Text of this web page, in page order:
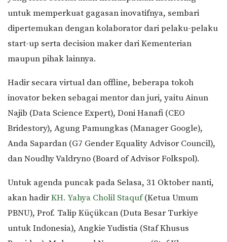
untuk memperkuat gagasan inovatifnya, sembari
dipertemukan dengan kolaborator dari pelaku-pelaku
start-up serta decision maker dari Kementerian
maupun pihak lainnya.
Hadir secara virtual dan offline, beberapa tokoh
inovator beken sebagai mentor dan juri, yaitu Ainun
Najib (Data Science Expert), Doni Hanafi (CEO
Bridestory), Agung Pamungkas (Manager Google),
Anda Sapardan (G7 Gender Equality Advisor Council),
dan Noudhy Valdryno (Board of Advisor Folkspol).
Untuk agenda puncak pada Selasa, 31 Oktober nanti,
akan hadirKH. Yahya Cholil Staquf(Ketua Umum
PBNU), Prof. Talip Küçükcan (Duta Besar Turkiye
untuk Indonesia), Angkie Yudistia (Staf Khusus